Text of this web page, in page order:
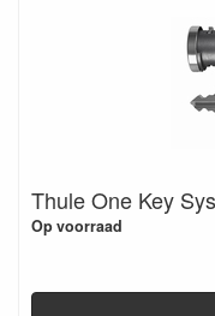
Thule One Key
Op voorraad